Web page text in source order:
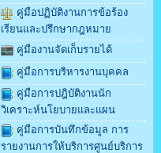
คู่มือปฏิบัติงานการข้อร้อง
เรียนและปรึกษากฎหมาย
คู่มืองานจัดเก็บรายได้
คู่มือการบริหารงานบุคคล
คู่มือการปฎิบัติงานนัก
วิเคราะห์นโยบายและแผน
คู่มือการบันทึกข้อมูล การ
รายงานการให้บริการศูนย์บริการ